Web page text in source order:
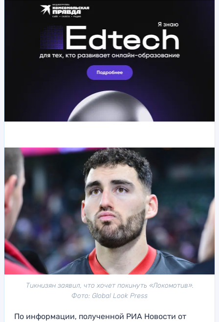
Тикнизян заявил, что хочет покинуть «Локомотив».
Фото: Global Look Press
По информации, полученной РИА Новости от